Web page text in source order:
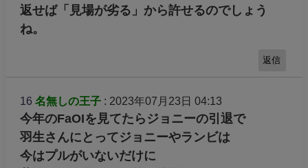
返せば「見場が劣る」から許せるのでしょう
ね。
返信
16 名無しの王子: 2023年07月23日 04:13
今年のFaOIを見てたらジョニーの引退で
羽生さんにとってジョニーやランビは
今はプルがいないだけに